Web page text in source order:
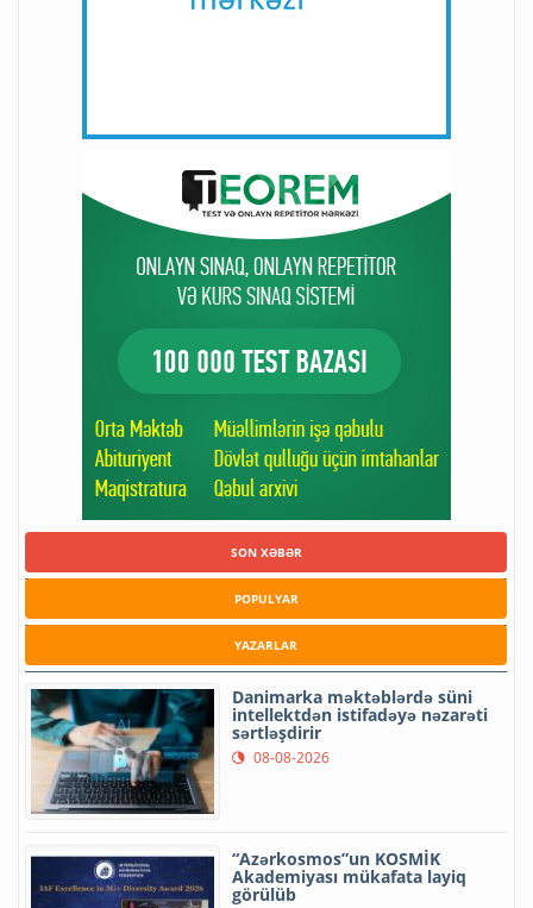
SON XƏBƏR
POPULYAR
YAZARLAR
Danimarka məktəblərdə süni
intellektdən istifadəyə nəzarəti
sərtləşdirir
08-08-2026
“Azərkosmos”un KOSMİK
Akademiyası mükafata layiq
görülüb